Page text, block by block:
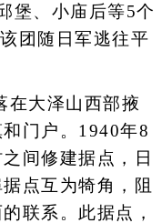
堡、小庙后等5个
团随日军逃往平
大泽山西部掖
门户。1940年8
间修建据点，日
点互为犄角，阻
联系。此据点，